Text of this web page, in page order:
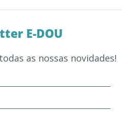
E-DOU
as nossas novidades!